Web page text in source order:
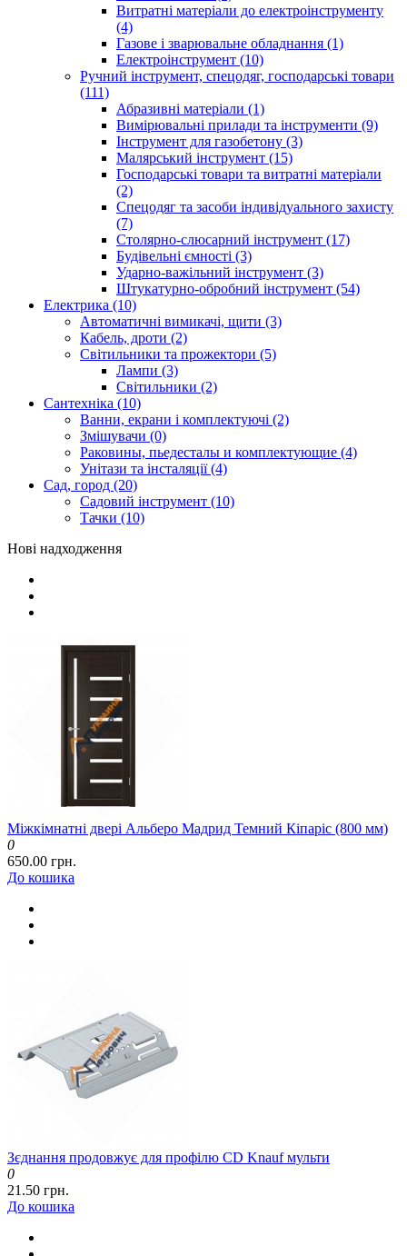
Витратні матеріали до електроінструменту
(4)
Газове і зварювальне обладнання (1)
Електроінструмент (10)
Ручний інструмент, спецодяг, господарські товари
(111)
Абразивні матеріали (1)
Вимірювальні прилади та інструменти (9)
Інструмент для газобетону (3)
Малярський інструмент (15)
Господарські товари та витратні матеріали
(2)
Спецодяг та засоби індивідуального захисту
(7)
Столярно-слюсарний інструмент (17)
Будівельні ємності (3)
Ударно-важільний інструмент (3)
Штукатурно-обробний інструмент (54)
Електрика (10)
Автоматичні вимикачі, щити (3)
Кабель, дроти (2)
Світильники та прожектори (5)
Лампи (3)
Світильники (2)
Сантехніка (10)
Ванни, екрани і комплектуючі (2)
Змішувачи (0)
Раковины, пьедесталы и комплектующие (4)
Унітази та інсталяції (4)
Сад, город (20)
Садовий інструмент (10)
Тачки (10)
Нові надходження
Міжкімнатні двері Альберо Мадрид Темний Кіпаріс (800 мм)
0
650.00 грн.
До кошика
Зєднання продовжує для профілю CD Knauf мульти
0
21.50 грн.
До кошика